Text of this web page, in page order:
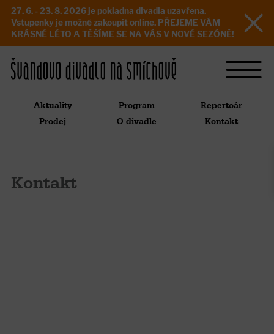
27. 6. - 23. 8. 2026 je pokladna divadla uzavřena.
Vstupenky je možné zakoupit online. PŘEJEME VÁM
KRÁSNÉ LÉTO A TĚŠÍME SE NA VÁS V NOVÉ SEZÓNĚ!
Aktuality Program
Repertoár
Prodej
O divadle Kontakt
Kontakt